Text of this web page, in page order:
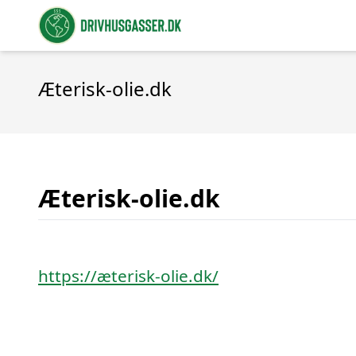
Æterisk-olie.dk
Æterisk-olie.dk
https://æterisk-olie.dk/